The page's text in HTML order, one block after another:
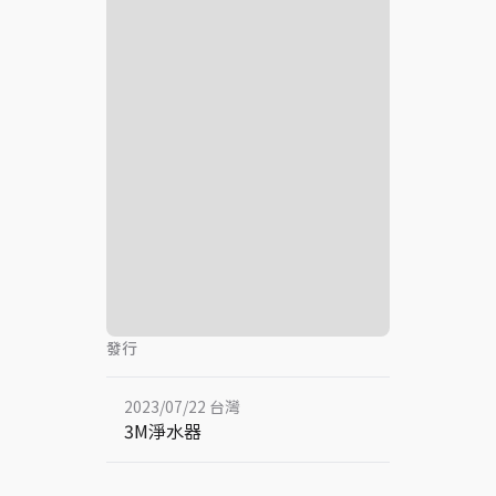
發行
2023/07/22 台灣
3M淨水器